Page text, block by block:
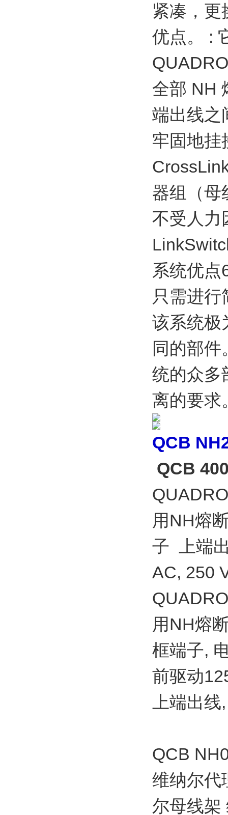
紧凑，更
优点。 :
全部 NH
端出线之
牢固地挂
器组（母
不受人力
系统优点
只需进
该系统极
同的部
统的众多
离的要求
QCB
QCB
用NH熔
子 上端
AC, 250
用NH熔
框端子,
前驱动
上端出
QCB
维纳尔
尔母线